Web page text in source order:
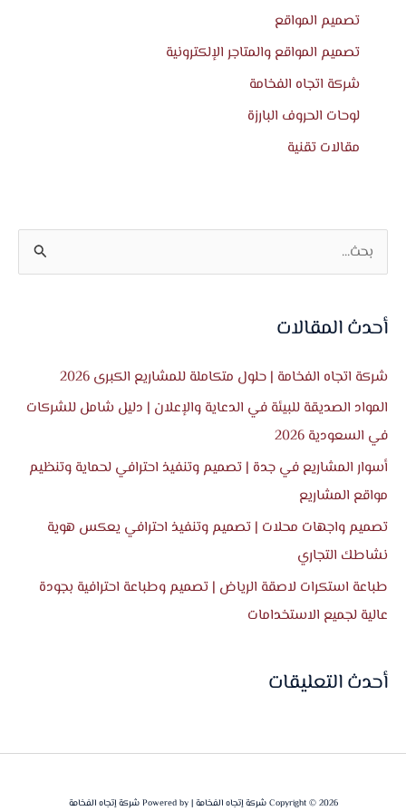
تصميم المواقع
تصميم المواقع والمتاجر الإلكترونية
شركة اتجاه الفخامة
لوحات الحروف البارزة
مقالات تقنية
ل
ح
ث
أحدث المقالات
شركة اتجاه الفخامة | حلول متكاملة للمشاريع الكبرى 2026
المواد الصديقة للبيئة في الدعاية والإعلان | دليل شامل للشركات
في السعودية 2026
أسوار المشاريع في جدة | تصميم وتنفيذ احترافي لحماية وتنظيم
مواقع المشاريع
تصميم واجهات محلات | تصميم وتنفيذ احترافي يعكس هوية
نشاطك التجاري
طباعة استكرات لاصقة الرياض | تصميم وطباعة احترافية بجودة
عالية لجميع الاستخدامات
أحدث التعليقات
Copyright © 2026 شركة إتجاه الفخامة | Powered by شركة إتجاه الفخامة